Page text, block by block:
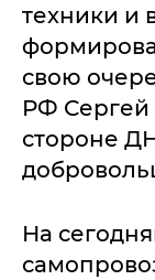
техники и
свою
РФ Сергей
стороне
На